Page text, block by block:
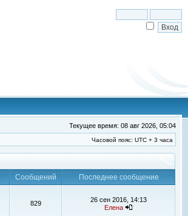
Текущее время: 08 авг 2026, 05:04
Часовой пояс: UTC + 3 часа
Сообщений
Последнее сообщение
829
26 сен 2016, 14:13
Елена